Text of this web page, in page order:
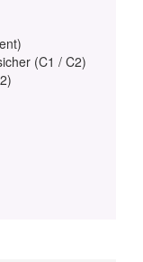
(C1 / C2)